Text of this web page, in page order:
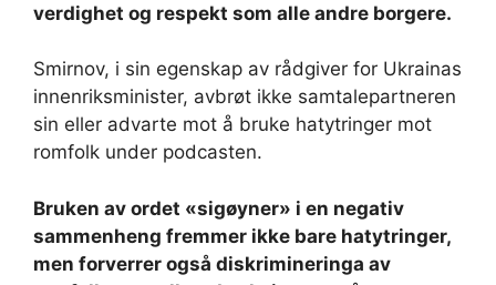
verdighet og respekt som alle andre borgere.
Smirnov, i sin egenskap av rådgiver for Ukrainas
innenriksminister, avbrøt ikke samtalepartneren
sin eller advarte mot å bruke hatytringer mot
romfolk under podcasten.
Bruken av ordet «sigøyner» i en negativ
sammenheng fremmer ikke bare hatytringer,
men forverrer også diskrimineringa av